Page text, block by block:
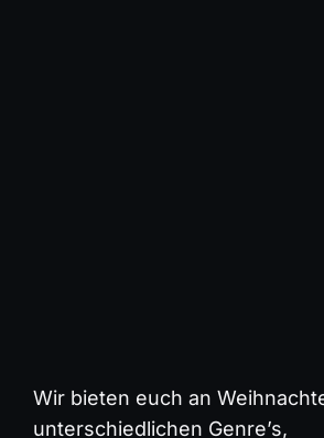
Wir bieten euch an
unterschiedlichen Genre’s,